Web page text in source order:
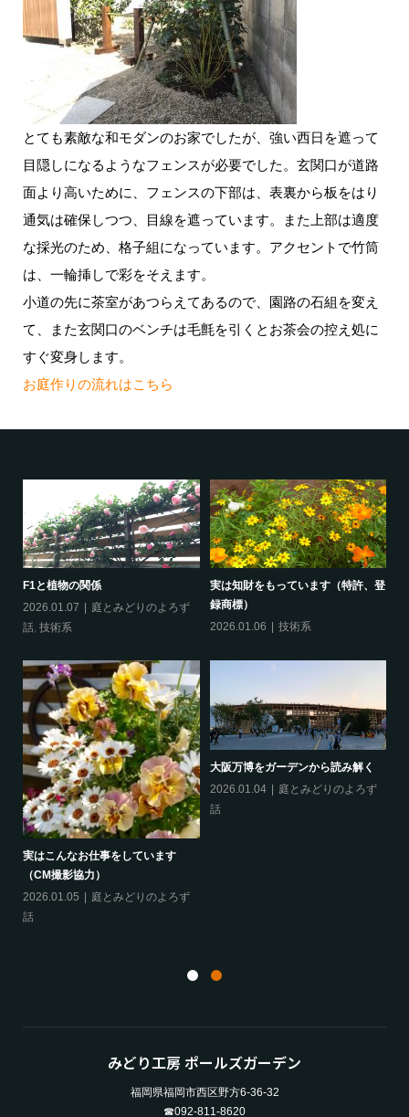
とても素敵な和モダンのお家でしたが、強い西日を遮って
目隠しになるようなフェンスが必要でした。玄関口が道路
面より高いために、フェンスの下部は、表裏から板をはり
通気は確保しつつ、目線を遮っています。また上部は適度
な採光のため、格子組になっています。アクセントで竹筒
は、一輪挿しで彩をそえます。
小道の先に茶室があつらえてあるので、園路の石組を変え
て、また玄関口のベンチは毛氈を引くとお茶会の控え処に
すぐ変身します。
お庭作りの流れはこちら
F1と植物の関係
2026.01.07
庭とみどりのよろず
話, 技術系
実は知財をもっています（特許、登
録商標）
2026.01.06
技術系
実はこんなお仕事をしています
（CM撮影協力）
2026.01.05
庭とみどりのよろず
話
大阪万博をガーデンから読み解く
2026.01.04
庭とみどりのよろず
話
みどり工房 ポールズガーデン
福岡県福岡市西区野方6-36-32
☎092-811-8620